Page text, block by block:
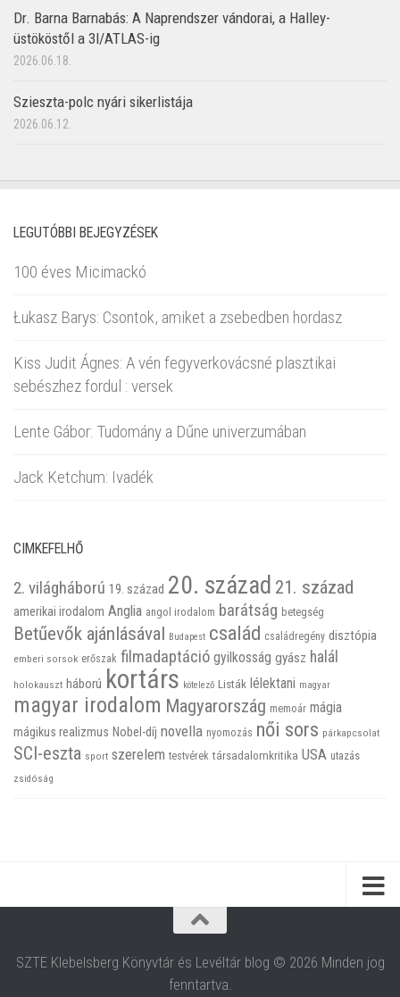
Dr. Barna Barnabás: A Naprendszer vándorai, a Halley-
üstököstől a 3I/ATLAS-ig
2026.06.18.
Szieszta-polc nyári sikerlistája
2026.06.12.
LEGUTÓBBI BEJEGYZÉSEK
100 éves Micimackó
Łukasz Barys: Csontok, amiket a zsebedben hordasz
Kiss Judit Ágnes: A vén fegyverkovácsné plasztikai
sebészhez fordul : versek
Lente Gábor: Tudomány a Dűne univerzumában
Jack Ketchum: Ivadék
CIMKEFELHŐ
2. világháború 19. század 20. század 21. század
amerikai irodalom Anglia angol irodalom barátság betegség
Betűevők ajánlásával Budapest család családregény disztópia
emberi sorsok erőszak filmadaptáció gyilkosság gyász halál
holokauszt háború kortárs kötelező Listák lélektani magyar
magyar irodalom Magyarország memoár mágia
mágikus realizmus Nobel-díj novella nyomozás női sors párkapcsolat
SCI-eszta sport szerelem testvérek társadalomkritika USA utazás
zsidóság
SZTE Klebelsberg Könyvtár és Levéltár blog © 2026 Minden jog
fenntartva.